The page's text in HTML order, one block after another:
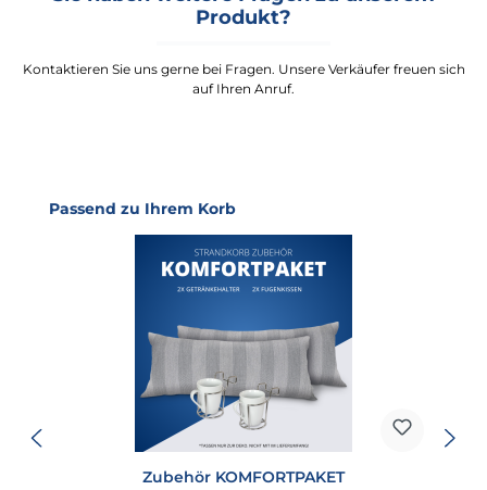
Produkt?
Kontaktieren Sie uns gerne bei Fragen. Unsere Verkäufer freuen sich
auf Ihren Anruf.
Produktgalerie überspringen
Passend zu Ihrem Korb
Zubehör KOMFORTPAKET